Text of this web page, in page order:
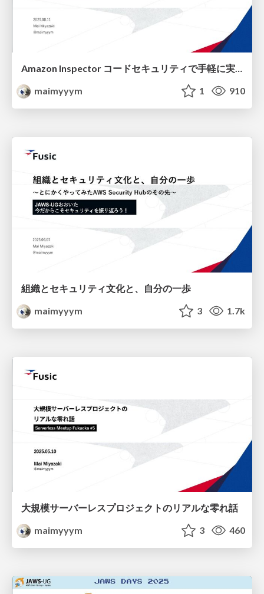
Amazon Inspector コードセキュリティで手軽に実現するシフトレフト
maimyyym
1 910
組織とセキュリティ文化と、自分の一歩
maimyyym
3 1.7k
大規模サーバーレスプロジェクトのリアルな零れ話
maimyyym
3 460